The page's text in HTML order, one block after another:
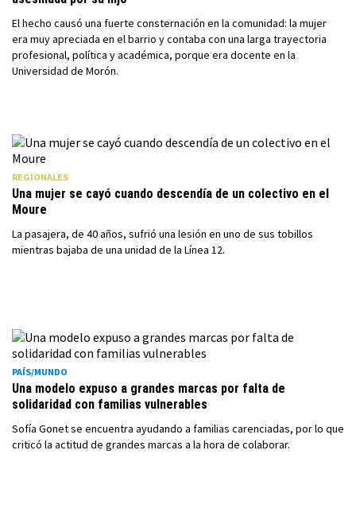
El hecho causó una fuerte consternación en la comunidad: la mujer
era muy apreciada en el barrio y contaba con una larga trayectoria
profesional, política y académica, porque era docente en la
Universidad de Morón.
REGIONALES
Una mujer se cayó cuando descendía de un colectivo en el
Moure
La pasajera, de 40 años, sufrió una lesión en uno de sus tobillos
mientras bajaba de una unidad de la Línea 12.
PAÍS/MUNDO
Una modelo expuso a grandes marcas por falta de
solidaridad con familias vulnerables
Sofía Gonet se encuentra ayudando a familias carenciadas, por lo que
criticó la actitud de grandes marcas a la hora de colaborar.